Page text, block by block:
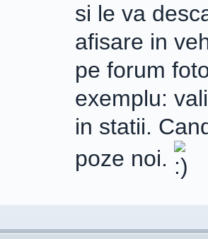
si le va
afisare in
pe forum
exemplu:
in statii.
poze noi.